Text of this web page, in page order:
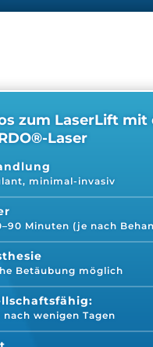
zum LaserLift mit
Laser
minimal-invasiv
Minuten (je nach
Betäubung möglich
nach wenigen Tagen